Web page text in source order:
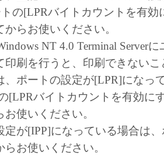
ウェア」を使用させることは
様は、「本ソフトウェア」の
、改変、逆コンパイル、逆ア
ースエンジニアリング等する
また第三者にこのような行為
。
トウェア」に係る権原および
キヤノンまたはキヤノンのラ
の[LPRバイトカウントを有効
からお使いください。
NT 4.0 Terminal Server
印刷を行うと、印刷できない
、ポートの設定が[LPR]になっ
[LPRバイトカウントを有効に
使いください。
定が[IPP]になっている場合は
お使いください。